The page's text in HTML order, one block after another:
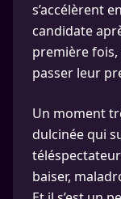
s’accélèrent
candidate
première
passer leur
Un moment
dulcinée qui
baiser,